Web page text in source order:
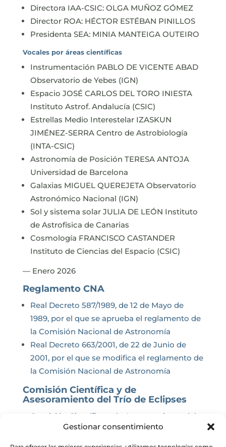
Gestionar consentimiento
Directora IAA-CSIC: OLGA MUÑOZ GÓMEZ
Director ROA: HÉCTOR ESTÉBAN PINILLOS
Presidenta SEA: MINIA MANTEIGA OUTEIRO
Vocales por áreas científicas
Instrumentación PABLO DE VICENTE ABAD
Observatorio de Yebes (IGN)
Espacio JOSÉ CARLOS DEL TORO INIESTA
Instituto Astrof. Andalucía (CSIC)
Estrellas Medio Interestelar IZASKUN
JIMÉNEZ-SERRA Centro de Astrobiología
(INTA-CSIC)
Astronomía de Posición TERESA ANTOJA
Universidad de Barcelona
Galaxias MIGUEL QUEREJETA Observatorio
Astronómico Nacional (IGN)
Sol y sistema solar JULIA DE LEÓN Instituto
de Astrofísica de Canarias
Cosmología FRANCISCO CASTANDER
Instituto de Ciencias del Espacio (CSIC)
— Enero 2026
Reglamento CNA
Real Decreto 587/1989, de 12 de Mayo de
1989, por el que se aprueba el reglamento de
la Comisión Nacional de Astronomía
Real Decreto 663/2001, de 22 de Junio de
2001, por el que se modifica el reglamento de
la Comisión Nacional de Astronomía
Comisión Científica y de
Asesoramiento del Trío de Eclipses
Comisión Científica y de Asesoramiento del
Trío de Eclipses